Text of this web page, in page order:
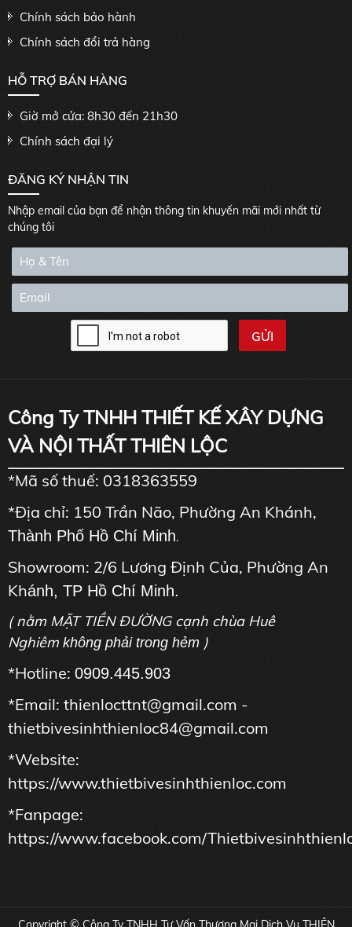
Chính sách bảo hành
Chính sách đổi trả hàng
HỖ TRỢ BÁN HÀNG
Giờ mở cửa: 8h30 đến 21h30
Chính sách đại lý
ĐĂNG KÝ NHẬN TIN
Nhập email của bạn để nhận thông tin khuyến mãi mới nhất từ
chúng tôi
Công Ty TNHH THIẾT KẾ XÂY DỰNG
VÀ NỘI THẤT THIÊN LỘC
*Mã số thuế: 0318363559
*Địa chỉ: 150 Trần Não, Phường An Khánh,
Thành Phố Hồ Chí Minh.
Showroom: 2/6 Lương Định Của, Phường An
Khánh, TP Hồ Chí Minh.
( nằm MẶT TIỀN ĐƯỜNG cạnh chùa Huê
Nghiêm không phải trong hẻm )
*Hotline: 0909.445.903
*Email: thienlocttnt@gmail.com -
thietbivesinhthienloc84@gmail.com
*Website:
https://www.thietbivesinhthienloc.com
*Fanpage:
https://www.facebook.com/